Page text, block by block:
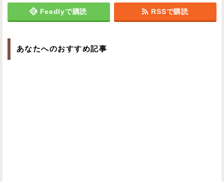
Feedlyで購読 RSSで購読
あなたへのおすすめ記事